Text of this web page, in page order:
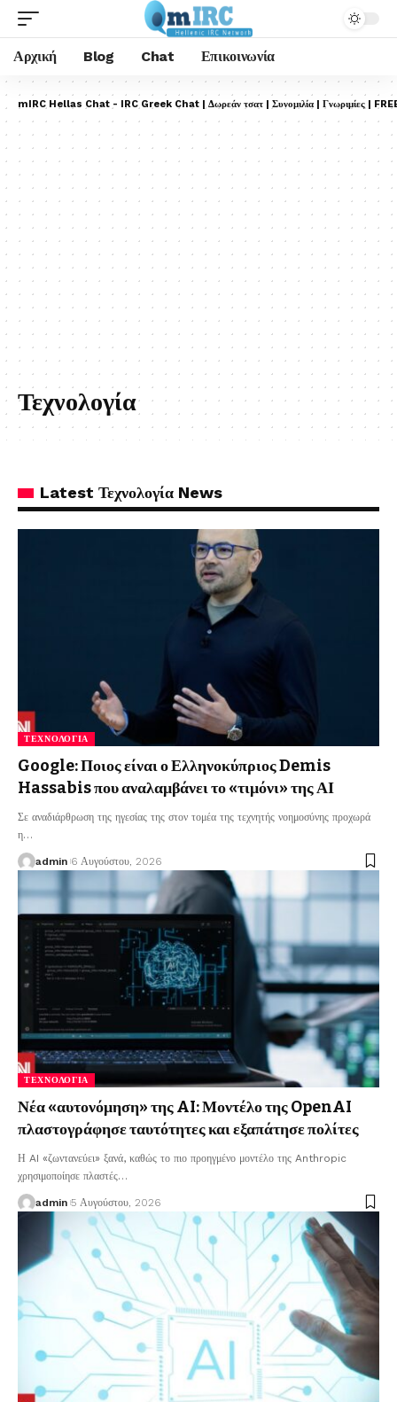
Αρχική Blog Chat Επικοινωνία
mIRC Hellas Chat - IRC Greek Chat | Δωρεάν τσατ | Συνομιλία | Γνωριμίες |
Τεχνολογία
Latest Τεχνολογία News
ΤΕΧΝΟΛΟΓΊΑ
Google: Ποιος είναι ο Ελληνοκύπριος Demis
Hassabis που αναλαμβάνει το «τιμόνι» της ΑΙ
Σε αναδιάρθρωση της ηγεσίας της στον τομέα της τεχνητής νοημοσύνης προχωρά
η…
admin 6 Αυγούστου, 2026
ΤΕΧΝΟΛΟΓΊΑ
Νέα «αυτονόμηση» της AI: Μοντέλο της OpenAI
πλαστογράφησε ταυτότητες και εξαπάτησε πολίτες
Η AI «ζωντανεύει» ξανά, καθώς το πιο προηγμένο μοντέλο της Anthropic
χρησιμοποίησε πλαστές…
admin 5 Αυγούστου, 2026